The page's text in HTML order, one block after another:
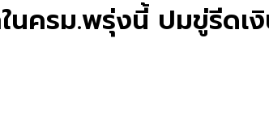
นครม.พรุ่งนี้ ปมขู่รีดเ